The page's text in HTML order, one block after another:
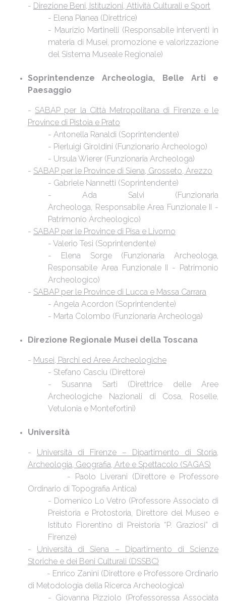
- Direzione Beni, Istituzioni, Attività Culturali e Sport
- Elena Pianea (Direttrice)
- Maurizio Martinelli (Responsabile interventi in
materia di Musei, promozione e valorizzazione
del Sistema Museale Regionale)
Soprintendenze Archeologia, Belle Arti e
Paesaggio
- SABAP per la Città Metropolitana di Firenze e le
Province di Pistoia e Prato
- Antonella Ranaldi (Soprintendente)
- Pierluigi Giroldini (Funzionario Archeologo)
- Ursula Wierer (Funzionaria Archeologa)
- SABAP per le Province di Siena, Grosseto, Arezzo
- Gabriele Nannetti (Soprintendente)
- Ada Salvi (Funzionaria
Archeologa, Responsabile Area Funzionale II -
Patrimonio Archeologico)
- SABAP per le Province di Pisa e Livorno
- Valerio Tesi (Soprintendente)
- Elena Sorge (Funzionaria Archeologa,
Responsabile Area Funzionale II - Patrimonio
Archeologico)
- SABAP per le Province di Lucca e Massa Carrara
- Angela Acordon (Soprintendente)
- Marta Colombo (Funzionaria Archeologa)
Direzione Regionale Musei della Toscana
- Musei, Parchi ed Aree Archeologiche
- Stefano Casciu (Direttore)
- Susanna Sarti (Direttrice delle Aree
Archeologiche Nazionali di Cosa, Roselle,
Vetulonia e Montefortini)
Università
- Università di Firenze – Dipartimento di Storia,
Archeologia, Geografia, Arte e Spettacolo (SAGAS)
- Paolo Liverani (Direttore e Professore
Ordinario di Topografia Antica)
- Domenico Lo Vetro (Professore Associato di
Preistoria e Protostoria, Direttore del Museo e
Istituto Fiorentino di Preistoria “P. Graziosi” di
Firenze)
- Università di Siena – Dipartimento di Scienze
Storiche e dei Beni Culturali (DSSBC)
- Enrico Zanini (Direttore e Professore Ordinario
di Metodologia della Ricerca Archeologica)
- Giovanna Pizziolo (Professoressa Associata